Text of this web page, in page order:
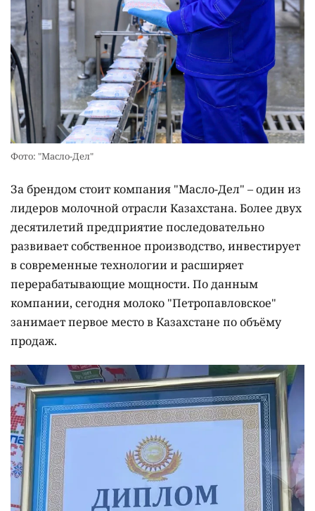
Фото: "Масло-Дел"
За брендом стоит компания "Масло-Дел" – один из
лидеров молочной отрасли Казахстана. Более двух
десятилетий предприятие последовательно
развивает собственное производство, инвестирует
в современные технологии и расширяет
перерабатывающие мощности. По данным
компании, сегодня молоко "Петропавловское"
занимает первое место в Казахстане по объёму
продаж.